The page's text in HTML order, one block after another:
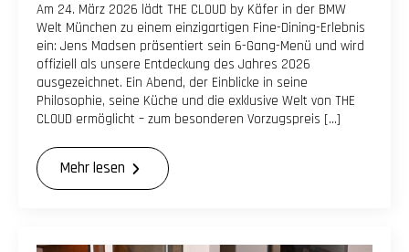
Am 24. März 2026 lädt THE CLOUD by Käfer in der BMW
Welt München zu einem einzigartigen Fine-Dining-Erlebnis
ein: Jens Madsen präsentiert sein 6-Gang-Menü und wird
offiziell als unsere Entdeckung des Jahres 2026
ausgezeichnet. Ein Abend, der Einblicke in seine
Philosophie, seine Küche und die exklusive Welt von THE
CLOUD ermöglicht – zum besonderen Vorzugspreis […]
Mehr lesen